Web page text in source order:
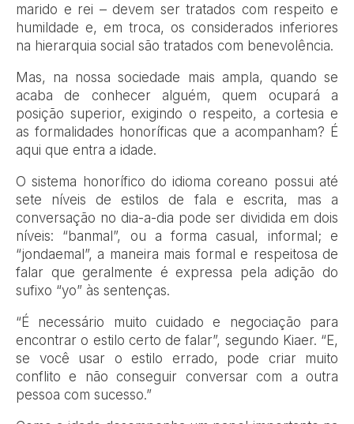
marido e rei – devem ser tratados com respeito e
humildade e, em troca, os considerados inferiores
na hierarquia social são tratados com benevolência.
Mas, na nossa sociedade mais ampla, quando se
acaba de conhecer alguém, quem ocupará a
posição superior, exigindo o respeito, a cortesia e
as formalidades honoríficas que a acompanham? É
aqui que entra a idade.
O sistema honorífico do idioma coreano possui até
sete níveis de estilos de fala e escrita, mas a
conversação no dia-a-dia pode ser dividida em dois
níveis: “banmal”, ou a forma casual, informal; e
“jondaemal”, a maneira mais formal e respeitosa de
falar que geralmente é expressa pela adição do
sufixo “yo” às sentenças.
“É necessário muito cuidado e negociação para
encontrar o estilo certo de falar”, segundo Kiaer. “E,
se você usar o estilo errado, pode criar muito
conflito e não conseguir conversar com a outra
pessoa com sucesso.”